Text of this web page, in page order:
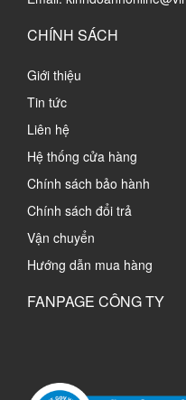
CHÍNH SÁCH
Giới thiệu
Tin tức
Liên hệ
Hệ thống cửa hàng
Chính sách bảo hành
Chính sách đổi trả
Vận chuyển
Hướng dẫn mua hàng
FANPAGE CÔNG TY